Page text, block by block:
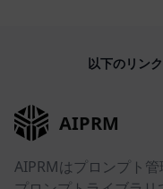
以下のリン
AIPRM
AIPRMはプロンプト